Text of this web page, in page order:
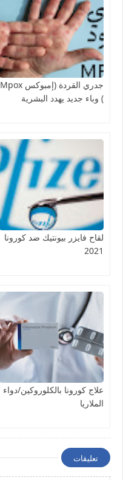
جدري القردة (إمبوكس Mpox
) وباء جديد يهدد البشرية
لقاح فايزر بيونتيك ضد كورونا
2021
علاج كورونا بالكلوروكين/دواء
الملاريا
تعليقات